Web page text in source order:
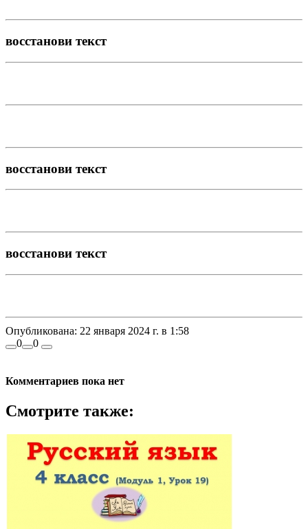
восстанови текст
восстанови текст
восстанови текст
Опубликована: 22 января 2024 г. в 1:58
0
0
Комментариев пока нет
Смотрите также: